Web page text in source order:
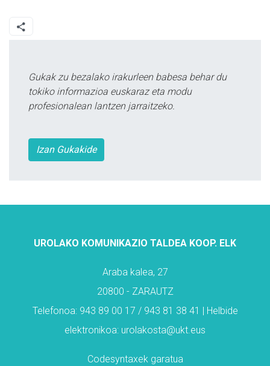
Gukak zu bezalako irakurleen babesa behar du
tokiko informazioa euskaraz eta modu
profesionalean lantzen jarraitzeko.
Izan Gukakide
UROLAKO KOMUNIKAZIO TALDEA KOOP. ELK
Araba kalea, 27
20800 - ZARAUTZ
Telefonoa: 943 89 00 17 / 943 81 38 41 | Helbide
elektronikoa: urolakosta@ukt.eus
Codesyntaxek garatua